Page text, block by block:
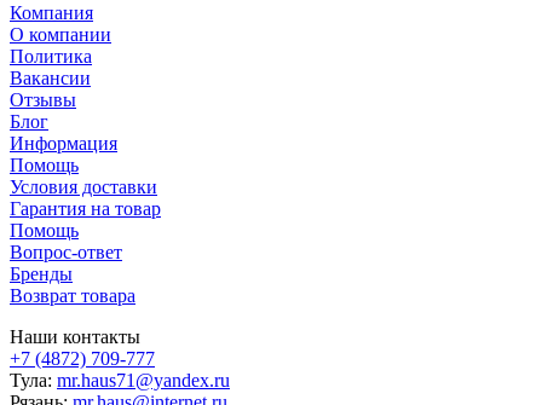
Компания
О компании
Политика
Вакансии
Отзывы
Блог
Информация
Помощь
Условия доставки
Гарантия на товар
Помощь
Вопрос-ответ
Бренды
Возврат товара
Наши контакты
+7 (4872) 709-777
Тула: mr.haus71@yandex.ru